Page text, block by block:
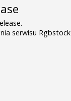
serwisu Rgbstock